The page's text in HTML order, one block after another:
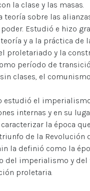
la clase y las masas.
teoría sobre las
Estudió e hizo
y a la práctica de
proletariado y la
período de
clases, el
estudió el
internas y en su
la época que
de la Revolución
la definió como la
del imperialismo y del
proletaria.